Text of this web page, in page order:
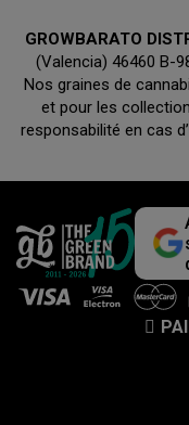
GROWBARATO
(Valencia) 46460 B-
Nos graines de
et pour les
responsabilité en cas